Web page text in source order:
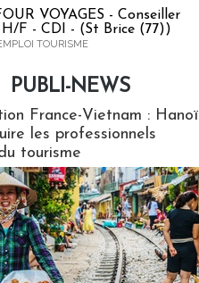
VOYAGES - Conseiller
H/F - CDI - (St Brice (77))
TOURISME
PUBLI-NEWS
France-Vietnam : Hanoï
les professionnels
tourisme